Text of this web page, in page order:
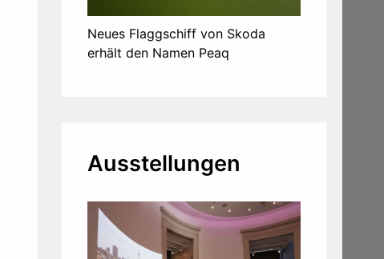
Neues Flaggschiff von Skoda
erhält den Namen Peaq
Ausstellungen